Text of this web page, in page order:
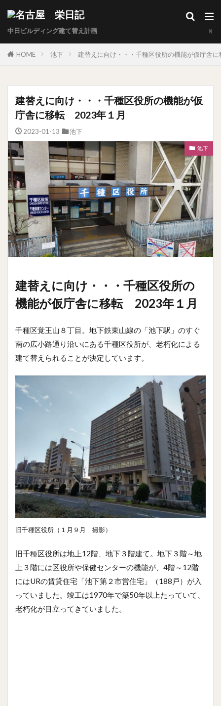
中日ビルディング建て替え計画
HOME 池下 建替えに向け・・・千種区役所の機能が仮庁舎
建替えに向け・・・千種区役所の機能が仮
庁舎に移転 2023年１月
2023-01-13 池下
池下
建替えに向け・・・千種区役所の
機能が仮庁舎に移転 2023年１月
千種区覚王山８丁目。地下鉄東山線の「池下駅」のすぐ
南の広小路通り沿いにある千種区役所が、老朽化による
建て替えられることが決定しています。
旧千種区役所（１月９月 撮影）
旧千種区役所は地上12階、地下３階建て。地下３階～地
上３階には区役所や保健センターの機能が、4階～12階
にはURの賃貸住宅「池下第２市営住宅」（188戸）が入
っていました。竣工は1970年で築50年以上たっていて、
老朽化が目立ってきていました。